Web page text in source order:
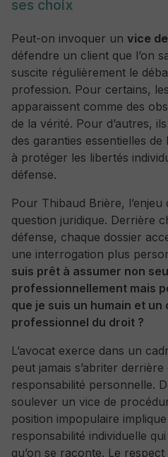
ses choix
Peut-on invoquer un vice
défendre un client que l’on
suscite régulièrement le
profession. Pour certains,
apparaissent comme des
de la vérité. Pour d’autres,
des garanties essentielles de
à protéger les libertés
défense.
Pour Thibaud Brière,
question juridique. Derrière
défense, chaque dossier
une interrogation plus
suis prêt à assumer non
professionnellement mais
que je suis un humain et un
professionnel du droit ?
L’avocat exerce dans un
peut jamais s’abriter
responsabilité personnelle.
soulever un vice de
position impopulaire
responsabilité individuelle
qu’on se raconte. Le